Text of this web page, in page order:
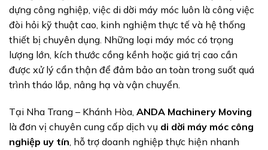
dựng công nghiệp, việc di dời máy móc luôn là công việc
đòi hỏi kỹ thuật cao, kinh nghiệm thực tế và hệ thống
thiết bị chuyên dụng. Những loại máy móc có trọng
lượng lớn, kích thước cồng kềnh hoặc giá trị cao cần
được xử lý cẩn thận để đảm bảo an toàn trong suốt quá
trình tháo lắp, nâng hạ và vận chuyển.
Tại Nha Trang – Khánh Hòa, ANDA Machinery Moving
là đơn vị chuyên cung cấp dịch vụ di dời máy móc công
nghiệp uy tín, hỗ trợ doanh nghiệp thực hiện nhanh